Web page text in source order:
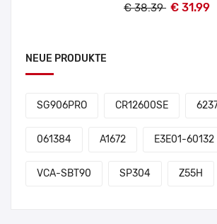
€ 38.39 € 31.99
NEUE PRODUKTE
SG906PRO CR12600SE
061384 A1672 E3E01-60132
VCA-SBT90 SP304 Z55H